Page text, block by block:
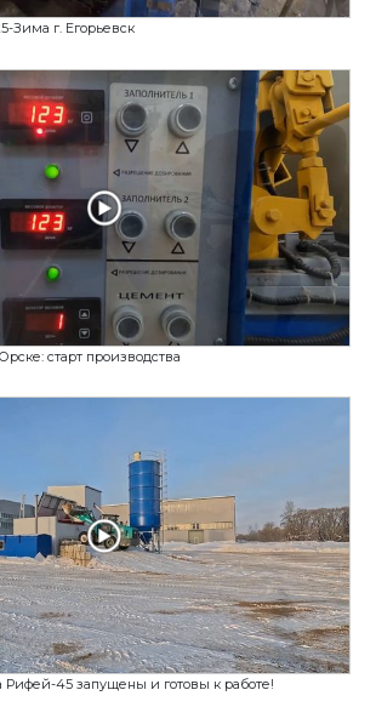
Рифей-Удар: полный цикл